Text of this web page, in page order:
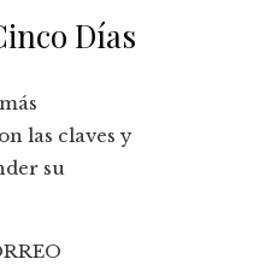
Días
las claves y
su